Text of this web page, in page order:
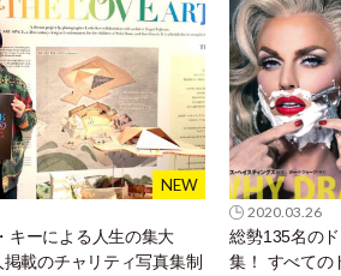
キーによる人生の集大
載のチャリティ写真集制
2020.03.26
総勢135名の
集！ すべての